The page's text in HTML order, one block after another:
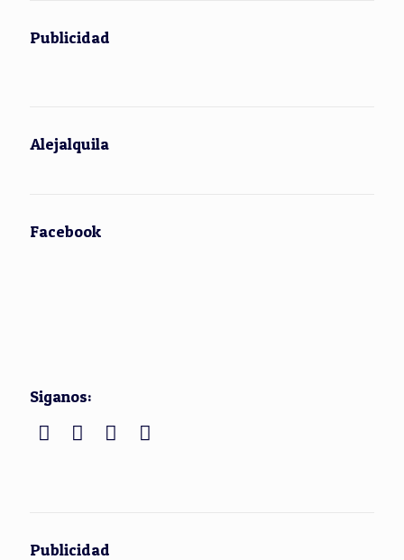
Publicidad
Alejalquila
Facebook
Siganos:
Publicidad